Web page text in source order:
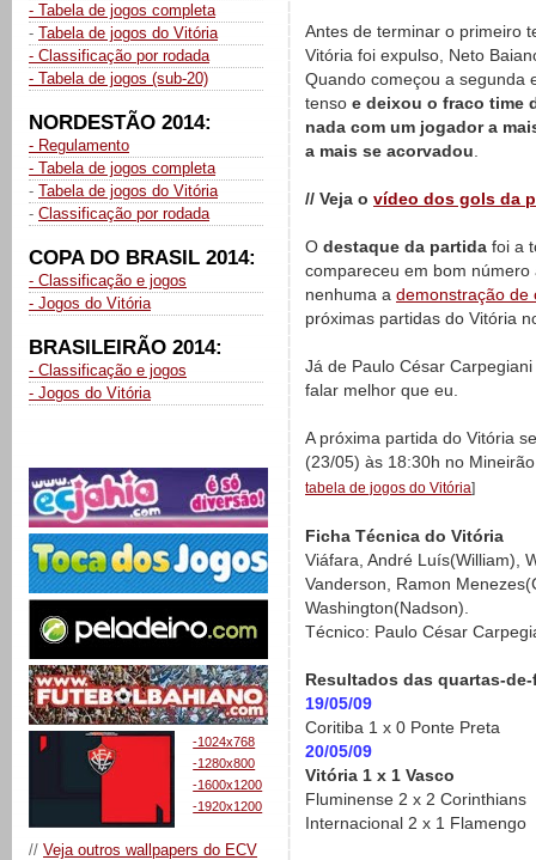
- Tabela de jogos completa
- Tabela de jogos do Vitória
- Classificação por rodada
- Tabela de jogos (sub-20)
NORDESTÃO 2014:
- Regulamento
- Tabela de jogos completa
- Tabela de jogos do Vitória
- Classificação por rodada
COPA DO BRASIL 2014:
- Classificação e jogos
- Jogos do Vitória
BRASILEIRÃO 2014:
- Classificação e jogos
- Jogos do Vitória
-1024x768
-1280x800
-1600x1200
-1920x1200
// Veja outros wallpapers do ECV
Antes de terminar o primeiro
Vitória foi expulso, Neto
Quando começou a segunda
tenso e deixou o fraco time
nada com um jogador a
a mais se acorvadou.
// Veja o vídeo dos gols da
O destaque da partida foi a
compareceu em bom
nenhuma a demonstração de
próximas partidas do Vitória
Já de Paulo César Carpegiani
falar melhor que eu.
A próxima partida do Vitória
(23/05) às 18:30h no
tabela de jogos do Vitória]
Ficha Técnica do Vitória
Viáfara, André Luís(William),
Vanderson, Ramon
Washington(Nadson).
Técnico: Paulo César
Resultados das quartas-
19/05/09
Coritiba 1 x 0 Ponte Preta
20/05/09
Vitória 1 x 1 Vasco
Fluminense 2 x 2 Corinthians
Internacional 2 x 1 Flamengo